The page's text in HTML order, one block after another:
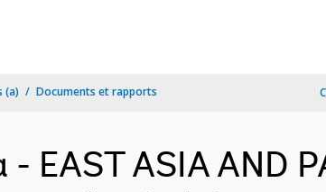
(a) Documents et rapports
- EAST ASIA AND